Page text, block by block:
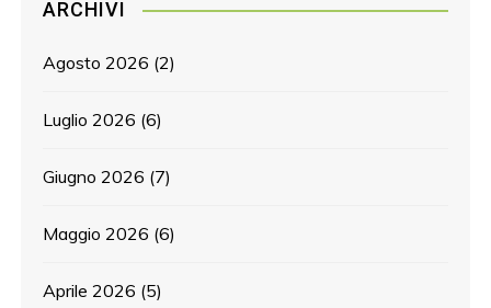
ARCHIVI
Agosto 2026 (2)
Luglio 2026 (6)
Giugno 2026 (7)
Maggio 2026 (6)
Aprile 2026 (5)